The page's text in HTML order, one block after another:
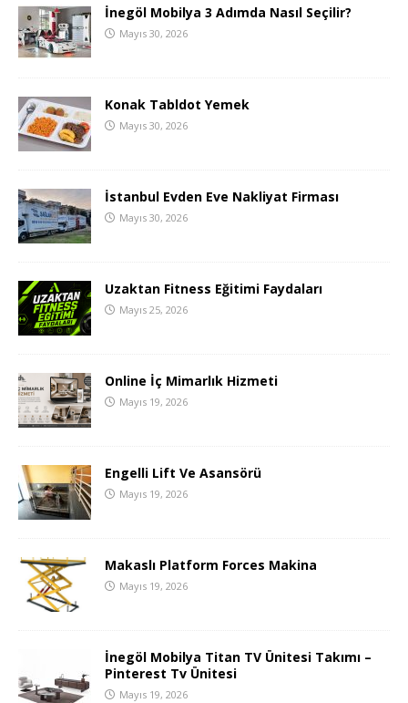
İnegöl Mobilya 3 Adımda Nasıl Seçilir?
Mayıs 30, 2026
Konak Tabldot Yemek
Mayıs 30, 2026
İstanbul Evden Eve Nakliyat Firması
Mayıs 30, 2026
Uzaktan Fitness Eğitimi Faydaları
Mayıs 25, 2026
Online İç Mimarlık Hizmeti
Mayıs 19, 2026
Engelli Lift Ve Asansörü
Mayıs 19, 2026
Makaslı Platform Forces Makina
Mayıs 19, 2026
İnegöl Mobilya Titan TV Ünitesi Takımı –
Pinterest Tv Ünitesi
Mayıs 19, 2026